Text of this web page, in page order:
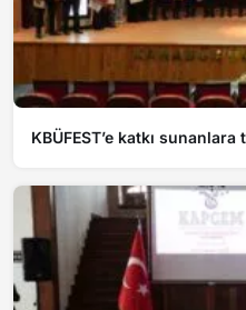
KBÜFEST’e katkı